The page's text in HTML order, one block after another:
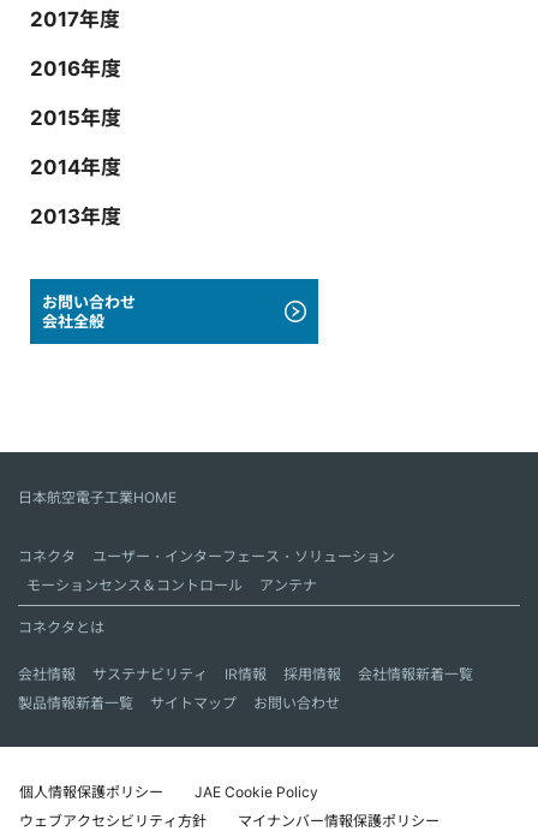
2017年度
2016年度
2015年度
2014年度
2013年度
お問い合わせ
会社全般
日本航空電子工業HOME
コネクタ
ユーザー・インターフェース・ソリューション
モーションセンス＆コントロール
アンテナ
コネクタとは
会社情報 サステナビリティ IR情報 採用情報
会社情報新着一覧
製品情報新着一覧
サイトマップ お問い合わせ
個人情報保護ポリシー
JAE Cookie Policy
ウェブアクセシビリティ方針
マイナンバー情報保護ポリシー